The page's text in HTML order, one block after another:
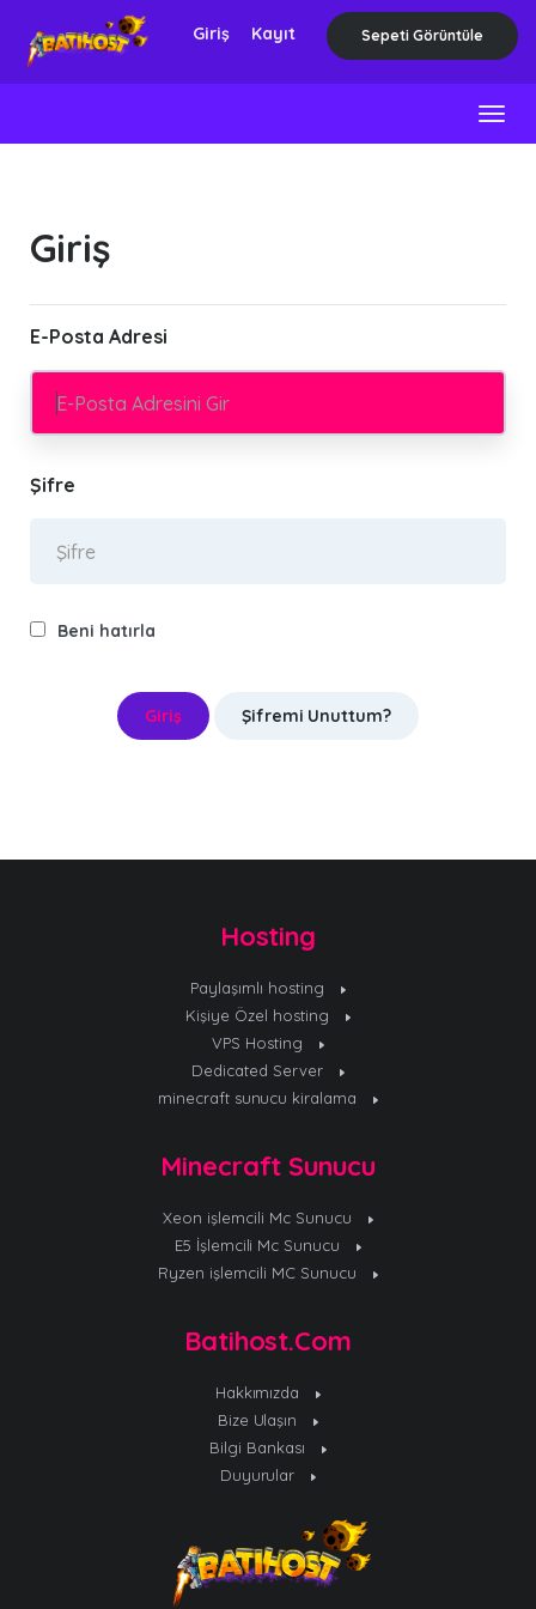
Giriş Kayıt Sepeti Görüntüle
Giriş
E-Posta Adresi
Şifre
Beni hatırla
Şifremi Unuttum?
Hosting
Paylaşımlı hosting
Kişiye Özel hosting
VPS Hosting
Dedicated Server
minecraft sunucu kiralama
Minecraft Sunucu
Xeon işlemcili Mc Sunucu
E5 İşlemcili Mc Sunucu
Ryzen işlemcili MC Sunucu
Batihost.Com
Hakkımızda
Bize Ulaşın
Bilgi Bankası
Duyurular